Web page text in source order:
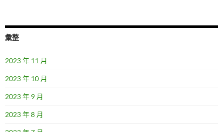
彙整
2023 年 11 月
2023 年 10 月
2023 年 9 月
2023 年 8 月